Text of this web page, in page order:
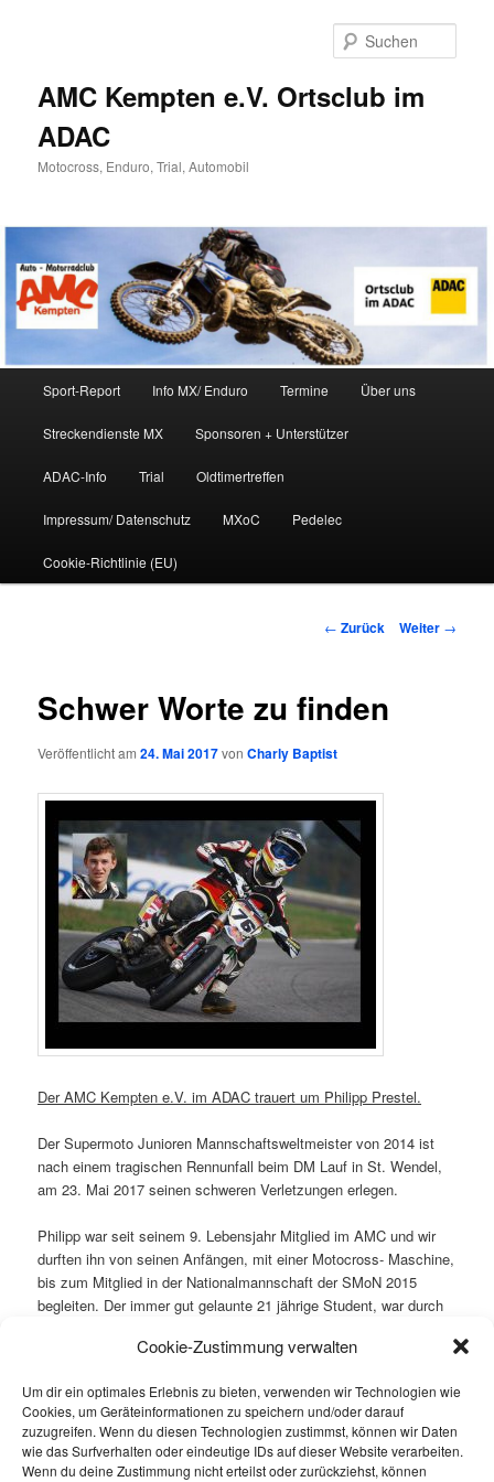
Cookie-Zustimmung verwalten
Um dir ein optimales Erlebnis zu bieten, verwenden wir Technologien wie
Cookies, um Geräteinformationen zu speichern und/oder darauf
zuzugreifen. Wenn du diesen Technologien zustimmst, können wir Daten
wie das Surfverhalten oder eindeutige IDs auf dieser Website verarbeiten.
Wenn du deine Zustimmung nicht erteilst oder zurückziehst, können
AMC Kempten e.V. Ortsclub im
ADAC
Motocross, Enduro, Trial, Automobil
Sport-Report Info MX/ Enduro Termine Über uns
Streckendienste MX Sponsoren + Unterstützer
ADAC-Info Trial Oldtimertreffen
Impressum/ Datenschutz MXoC Pedelec
Cookie-Richtlinie (EU)
Beitrags-
← Zurück Weiter →
Schwer Worte zu finden
Veröffentlicht am24. Mai 2017vonCharly Baptist
Der AMC Kempten e.V. im ADAC trauert um Philipp Prestel.
Der Supermoto Junioren Mannschaftsweltmeister von 2014 ist
nach einem tragischen Rennunfall beim DM Lauf in St. Wendel,
am 23. Mai 2017 seinen schweren Verletzungen erlegen.
Philipp war seit seinem 9. Lebensjahr Mitglied im AMC und wir
durften ihn von seinen Anfängen, mit einer Motocross- Maschine,
bis zum Mitglied in der Nationalmannschaft der SMoN 2015
begleiten. Der immer gut gelaunte 21 jährige Student, war durch
Seine bescheidene und gewissenhafte Persönlichkeit wird uns
fehlen, aber stets in guter Erinnerung bleiben.
Unser Mitgefühl gilt der Familie.